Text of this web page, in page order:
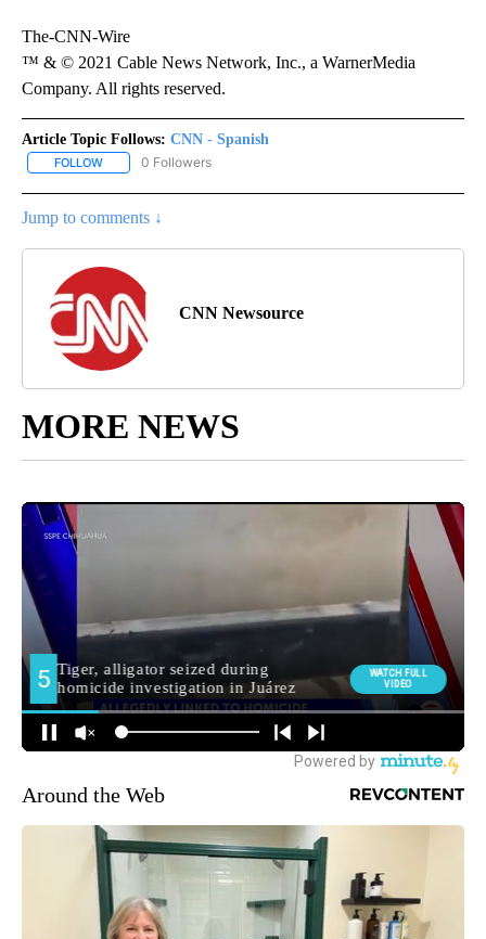
The-CNN-Wire
™ & © 2021 Cable News Network, Inc., a WarnerMedia
Company. All rights reserved.
Article Topic Follows: CNN - Spanish
FOLLOW FOLLOW "CNN - SPANISH" TO RECEIVE NOTIFICATIONS ABOUT
0 Followers
Jump to comments ↓
CNN Newsource
MORE NEWS
Around the Web